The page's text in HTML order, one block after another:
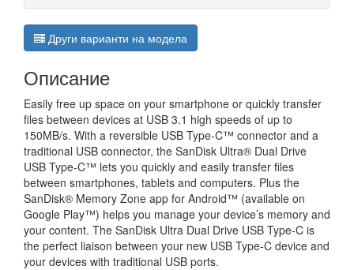
Други варианти на модела
Описание
Easily free up space on your smartphone or quickly transfer
files between devices at USB 3.1 high speeds of up to
150MB/s. With a reversible USB Type-C™ connector and a
traditional USB connector, the SanDisk Ultra® Dual Drive
USB Type-C™ lets you quickly and easily transfer files
between smartphones, tablets and computers. Plus the
SanDisk® Memory Zone app for Android™ (available on
Google Play™) helps you manage your device’s memory and
your content. The SanDisk Ultra Dual Drive USB Type-C is
the perfect liaison between your new USB Type-C device and
your devices with traditional USB ports.